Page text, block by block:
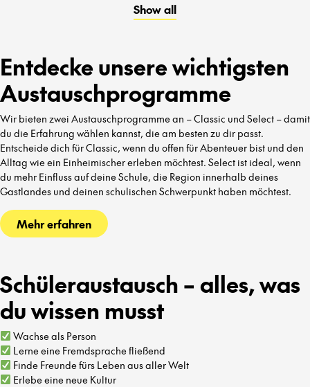
Show all
Entdecke unsere wichtigsten
Austauschprogramme
Wir bieten zwei Austauschprogramme an – Classic und Select – damit
du die Erfahrung wählen kannst, die am besten zu dir passt.
Entscheide dich für Classic, wenn du offen für Abenteuer bist und den
Alltag wie ein Einheimischer erleben möchtest. Select ist ideal, wenn
du mehr Einfluss auf deine Schule, die Region innerhalb deines
Gastlandes und deinen schulischen Schwerpunkt haben möchtest.
Mehr erfahren
Schüleraustausch – alles, was
du wissen musst
Wachse als Person
Lerne eine Fremdsprache fließend
Finde Freunde fürs Leben aus aller Welt
Erlebe eine neue Kultur